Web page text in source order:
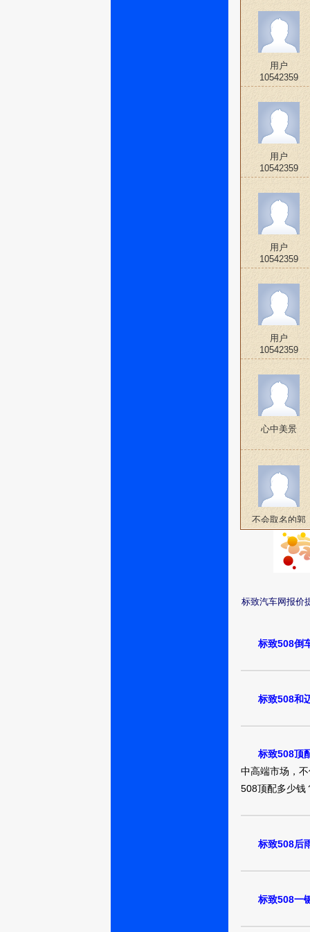
用户
10542359
用户
10542359
用户
10542359
用户
10542359
心中美景
不会取名的郭
凯
不会取名的严
魔由心生04
H
标致汽车网报价
标致508倒
标致508和
标致508顶
中高端市场，
508顶配多少钱
标致508后
标致508一